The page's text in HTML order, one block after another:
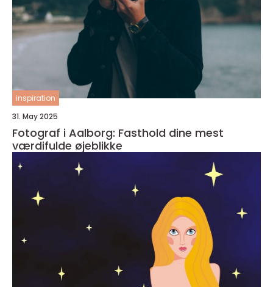
inspiration
31. May 2025
Fotograf i Aalborg: Fasthold dine mest
værdifulde øjeblikke